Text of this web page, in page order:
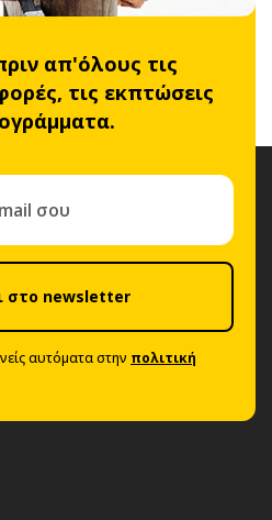
απ'όλους τις
τις εκπτώσεις
στο newsletter
αυτόματα στην πολιτική